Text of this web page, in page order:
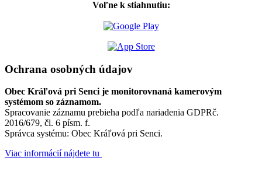
Voľne k stiahnutiu:
Ochrana osobných údajov
Obec Kráľová pri Senci je monitorovnaná kamerovým
systémom so záznamom.
Spracovanie záznamu prebieha podľa nariadenia GDPRč.
2016/679, čl. 6 písm. f.
Správca systému: Obec Kráľová pri Senci.
Viac informácií nájdete tu